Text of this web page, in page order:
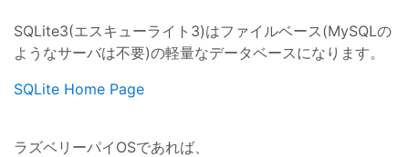
SQLite3(エスキューライト3)はファイルベース(MySQLの
ようなサーバは不要)の軽量なデータベースになります。
SQLite Home Page
ラズベリーパイOSであれば、